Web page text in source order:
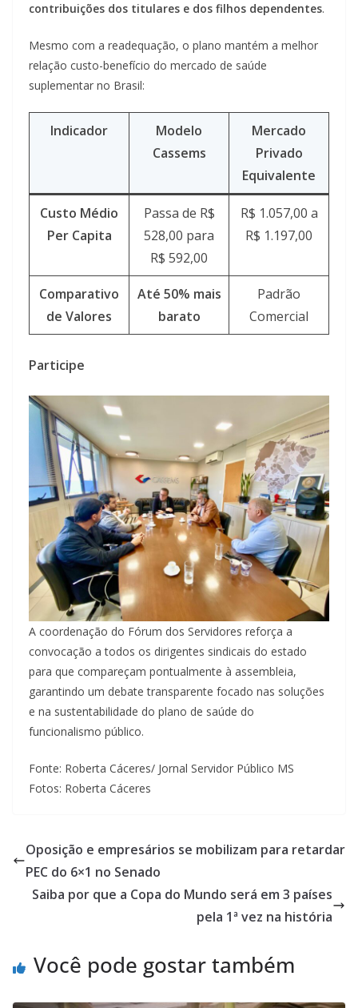
contribuições dos titulares e dos filhos dependentes.
Mesmo com a readequação, o plano mantém a melhor
relação custo-benefício do mercado de saúde
suplementar no Brasil:
Indicador
Modelo
Cassems
Mercado
Privado
Equivalente
Custo Médio
Per Capita
Passa de R$
528,00 para
R$ 592,00
R$ 1.057,00 a
R$ 1.197,00
Comparativo
de Valores
Até 50% mais
barato
Padrão
Comercial
Participe
A coordenação do Fórum dos Servidores reforça a
convocação a todos os dirigentes sindicais do estado
para que compareçam pontualmente à assembleia,
garantindo um debate transparente focado nas soluções
e na sustentabilidade do plano de saúde do
funcionalismo público.
Fonte: Roberta Cáceres/ Jornal Servidor Público MS
Fotos: Roberta Cáceres
Oposição e empresários se mobilizam para retardar
PEC do 6×1 no Senado
Saiba por que a Copa do Mundo será em 3 países
pela 1ª vez na história
Você pode gostar também